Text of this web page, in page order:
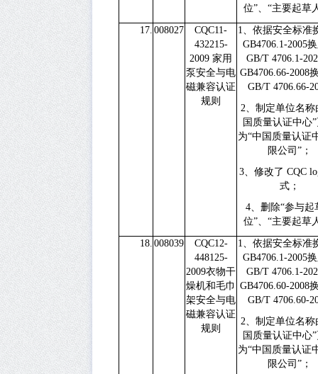
位”、“主要起草
17. 008027
CQC11-
432215-
2009 家用
泵安全与电
磁兼容认证
规则
1、 依据安全标准
GB4706.1-2005
GB/T 4706.1-
GB4706.66-2008
GB/T 4706.66-
2、 制定单位名称
国质量认证中心
为“中国质量认证
限公司”；
3、 修改了 CQC
式；
4、 删除“参与起
位”、“主要起草
18. 008039
CQC12-
448125-
2009衣物干
燥机和毛巾
架安全与电
磁兼容认证
规则
1、 依据安全标准
GB4706.1-2005
GB/T 4706.1-
GB4706.60-2008
GB/T 4706.60-
2、 制定单位名称
国质量认证中心
为“中国质量认证
限公司”；